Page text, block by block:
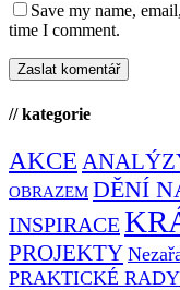
Save my name,
time I comment.
// kategorie
AKCE
OBRAZEM DĚNÍ
INSPIRACE
PROJEKTY
PRAKTICKÉ RADY